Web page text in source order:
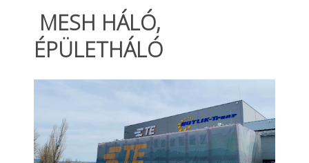
MESH HÁLÓ,
ÉPÜLETHÁLÓ